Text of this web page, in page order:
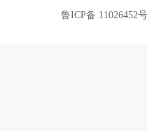
鲁ICP备 11026452